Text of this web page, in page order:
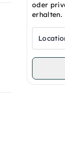
oder
erhalten.